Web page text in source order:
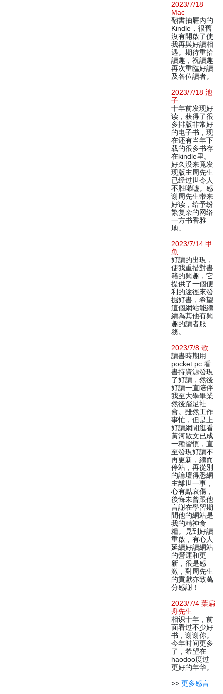
2023/7/18
Mac
翻書抽屜內的
Kindle，很舊
沒有開啟了使
我再與好讀相
遇。期待重拾
讀趣，祝讀趣
再次重臨好讀
及各位讀者。
2023/7/18 池
子
十年前发现好
读，获得了很
多排版非常好
的电子书，现
在还有当年下
载的很多书存
在kindle里。
好久没来竟发
现版主周先生
已经过世令人
不胜唏嘘。感
谢周先生带来
好读，给予纷
繁复杂的网络
一方书香雅
地。
2023/7/14 甲
魚
好讀的出現，
使我重措對書
籍的興趣，它
提供了一個便
利的途徑來發
掘好書，希望
這個網站能繼
續為其他有興
趣的讀者服
務。
2023/7/8 歌
讀書時期用
pocket pc 看
書持資源發現
了好讀，然後
好讀一直陪伴
我至大學畢業
然後踏足社
會。雖然工作
事忙，但是上
好讀網閒逛看
黃河散文已成
一種習慣，直
至發現好讀不
再更新，繼而
停站，再從別
的論壇得悉網
主離世一事，
心有點哀傷，
後悔未曾跟他
言謝在學習期
間他的網站是
我的精神食
糧。見到好讀
重啟，有心人
延續好讀網站
的營運和更
新，很是感
激，對周先生
的貢獻亦致萬
分感謝！
2023/7/4 葉扁
舟先生
相识十年，前
面看过不少好
书，谢谢你。
今年时间更多
了，希望在
haodoo度过
更好的年华。
>> 更多感言